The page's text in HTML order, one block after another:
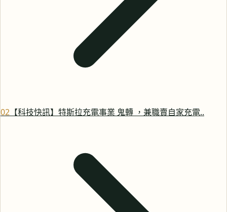
02 【科技快訊】特斯拉充電事業 鬼轉 ，兼職賣自家充電..